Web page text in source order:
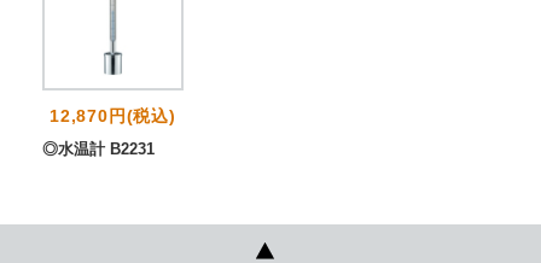
12,870円(税込)
◎水温計 B2231